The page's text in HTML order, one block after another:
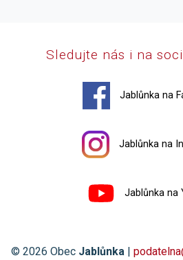
Sledujte nás i na
Jablůnka na
Jablůnka na
Jablůnka na
© 2026 Obec Jablůnka |